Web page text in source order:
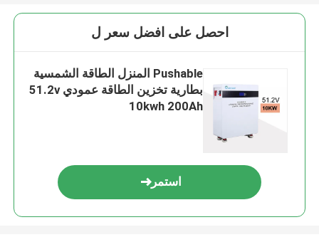
احصل على افضل سعر ل
Pushable المنزل الطاقة الشمسية
بطارية تخزين الطاقة عمودي 51.2v
10kwh 200Ah
استمر